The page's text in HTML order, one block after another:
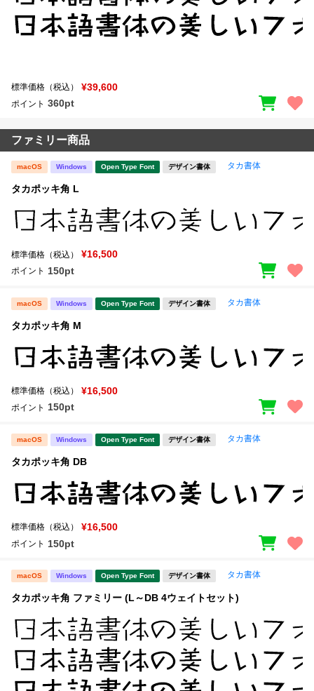
標準価格（税込） ¥39,600
ポイント 360pt
ファミリー商品
macOS Windows Open Type Font デザイン書体 タカ書体
タカポッキ角 L
標準価格（税込） ¥16,500
ポイント 150pt
macOS Windows Open Type Font デザイン書体 タカ書体
タカポッキ角 M
標準価格（税込） ¥16,500
ポイント 150pt
macOS Windows Open Type Font デザイン書体 タカ書体
タカポッキ角 DB
標準価格（税込） ¥16,500
ポイント 150pt
macOS Windows Open Type Font デザイン書体 タカ書体
タカポッキ角 ファミリー (L～DB 4ウェイトセット)